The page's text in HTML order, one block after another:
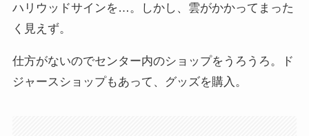
ハリウッドサインを…。しかし、雲がかかってまった
く見えず。
仕方がないのでセンター内のショップをうろうろ。ド
ジャースショップもあって、グッズを購入。